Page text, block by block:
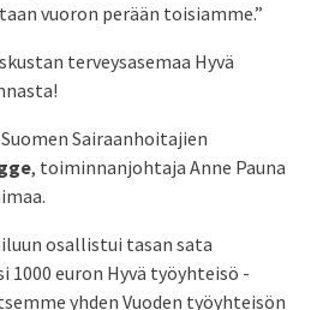
vuoron perään toisiamme.”
terveysasemaa Hyvä
Sairaanhoitajien
, toiminnanjohtaja Anne Pauna
osallistui tasan sata
1000 euron Hyvä työyhteisö -
yhden Vuoden työyhteisön